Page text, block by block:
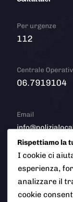
Per urgenze
112
Centrale
06.7919104
Email
© 2026 Polizia
Rispettiamo la
I cookie ci
esperienza,
analizzare il
cookie